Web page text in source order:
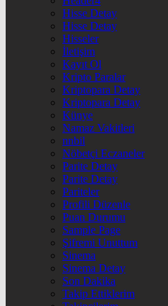
Hisse Detay
Hisse Detay
Hisseler
İletişim
Kayıt Ol
Kripto Paralar
Kriptopara Detay
Kriptopara Detay
Künye
Namaz Vakitleri
nnbil
Nöbetçi Eczaneler
Parite Detay
Parite Detay
Pariteler
Profili Düzenle
Puan Durumu
Sample Page
Şifremi Unuttum
Sinema
Sinema Detay
Son Dakika
Takip Ettiklerim